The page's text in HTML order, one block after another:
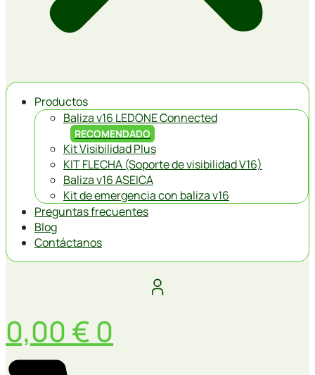
Productos
Baliza v16 LEDONE Connected
RECOMENDADO
Kit Visibilidad Plus
KIT FLECHA (Soporte de visibilidad V16)
Baliza v16 ASEICA
Kit de emergencia con baliza v16
Preguntas frecuentes
Blog
Contáctanos
0,00 € 0